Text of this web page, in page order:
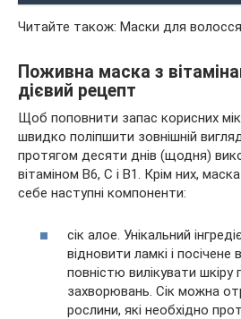
Читайте також: Маски для
Поживна маска з
дієвий рецепт
Щоб поповнити запас корисних
швидко поліпшити зовнішній
протягом десяти днів (щодня)
вітаміном B6, C і B1. Крім них,
себе наступні компоненти:
сік алое. Унікальний
відновити ламкі і
повністю вилікувати
захворювань. Сік можна
рослини, які необхідно